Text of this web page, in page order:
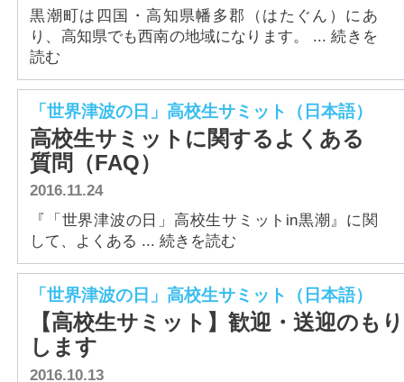
黒潮町は四国・高知県幡多郡（はたぐん）にあ
り、高知県でも西南の地域になります。 ... 続きを
読む
「世界津波の日」高校生サミット（日本語）
高校生サミットに関するよくある
質問（FAQ）
2016.11.24
『「世界津波の日」高校生サミットin黒潮』に関
して、よくある ... 続きを読む
「世界津波の日」高校生サミット（日本語）
【高校生サミット】歓迎・送迎のも
します
2016.10.13